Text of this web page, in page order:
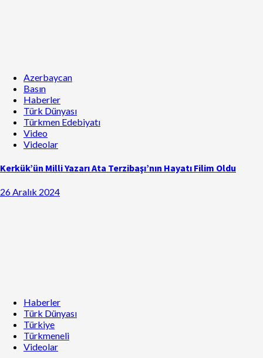
Azerbaycan
Basın
Haberler
Türk Dünyası
Türkmen Edebiyatı
Video
Videolar
Kerkük’ün Milli Yazarı Ata Terzibaşı’nın Hayatı Filim Oldu
26 Aralık 2024
Haberler
Türk Dünyası
Türkiye
Türkmeneli
Videolar